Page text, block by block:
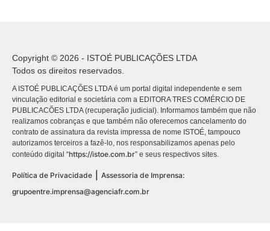
Copyright © 2026 - ISTOÉ PUBLICAÇÕES LTDA
Todos os direitos reservados.
A ISTOÉ PUBLICAÇÕES LTDA é um portal digital independente e sem
vinculação editorial e societária com a EDITORA TRES COMÉRCIO DE
PUBLICACÕES LTDA (recuperação judicial). Informamos também que não
realizamos cobranças e que também não oferecemos cancelamento do
contrato de assinatura da revista impressa de nome ISTOÉ, tampouco
autorizamos terceiros a fazê-lo, nos responsabilizamos apenas pelo
conteúdo digital “https://istoe.com.br” e seus respectivos sites.
Política de Privacidade
Assessoria de Imprensa:
grupoentre.imprensa@agenciafr.com.br